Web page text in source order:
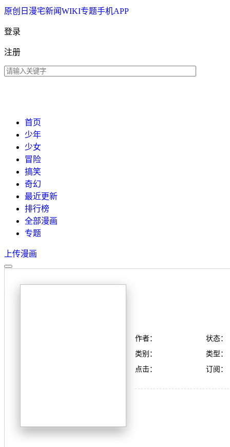
原创 日漫宅新闻WIKI专题手机APP
登录
注册
首页
少年
少女
冒险
搞笑
奇幻
最近更新
排行榜
全部漫画
专题
上传漫画
作者：
状态：
类别：
类型：
点击：
订阅：